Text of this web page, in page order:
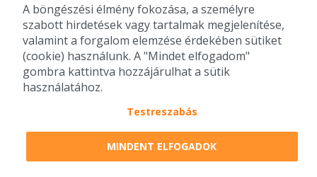
2010-2026 Copyright - Falatozz.hu - Diston-line Kft.
Pizza, gyros, hamburger, menük kedvező áron, egy helyen az összes
étterem ajánlata.
A böngészési élmény fokozása, a személyre
szabott hirdetések vagy tartalmak megjelenítése,
valamint a forgalom elemzése érdekében sütiket
(cookie) használunk. A "Mindet elfogadom"
gombra kattintva hozzájárulhat a sütik
használatához.
Testreszabás
MINDENT ELFOGADOK